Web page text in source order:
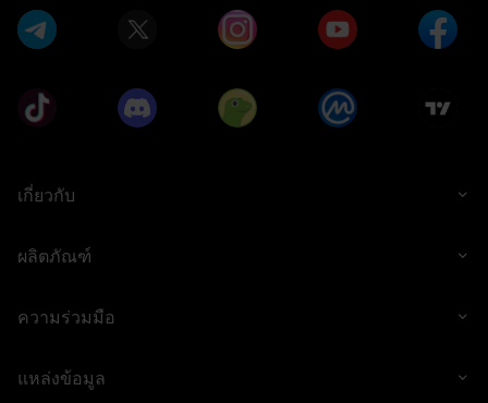
เกี่ยวกับ
ผลิตภัณฑ์
ความร่วมมือ
แหล่งข้อมูล